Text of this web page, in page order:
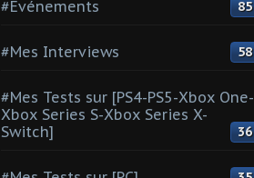
#Evénements 85
#Mes Interviews 58
#Mes Tests sur [PS4-PS5-Xbox One-
Xbox Series S-Xbox Series X-
Switch]
36